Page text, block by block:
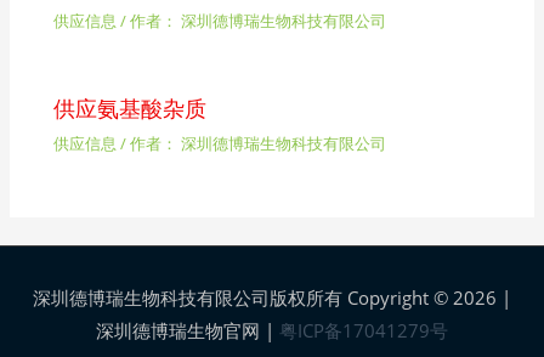
供应信息 / 作者： 深圳德博瑞生物科技有限公司
供应氨基酸杂质
供应信息 / 作者： 深圳德博瑞生物科技有限公司
深圳德博瑞生物科技有限公司版权所有 Copyright © 2026 |
深圳德博瑞生物官网 | 粤ICP备17041279号